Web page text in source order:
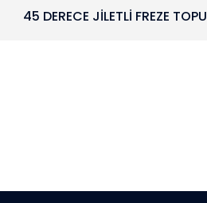
45 DERECE JİLETLİ FREZE TOPU